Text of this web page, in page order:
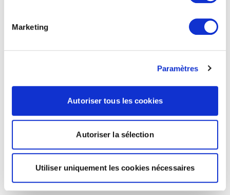
Marketing
Paramètres
Autoriser tous les cookies
Autoriser la sélection
Utiliser uniquement les cookies nécessaires